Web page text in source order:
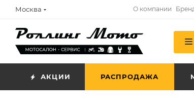
Москва О компании
АКЦИИ РАСПРОДАЖА